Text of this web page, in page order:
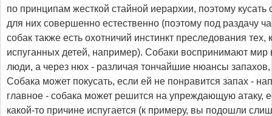
по принципам жесткой стайной иерархии, поэтому
для них совершенно естественно (поэтому под раздачу
собак также есть охотничий инстинкт преследования тех,
испуганных детей, например). Собаки воспринимают мир
люди, а через нюх - различая тончайшие нюансы
Собака может покусать, если ей не понравится запах -
главное - собака может решится на упреждающую атаку,
какой-то причине испугается (к примеру, вы подошли